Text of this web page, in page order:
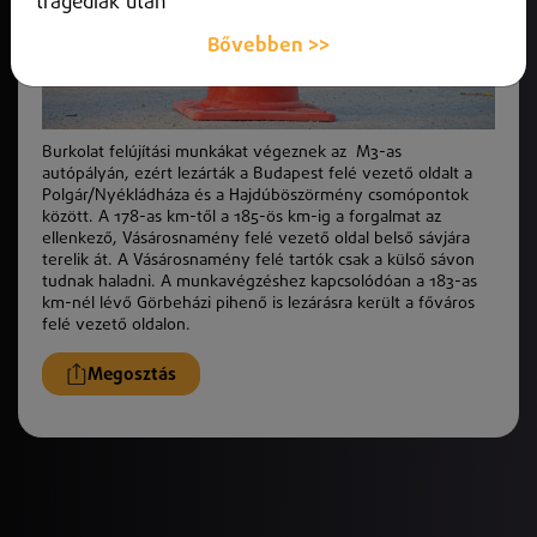
Burkolat felújítási munkákat végeznek az M3-as
autópályán, ezért lezárták a Budapest felé vezető oldalt a
Polgár/Nyékládháza és a Hajdúböszörmény csomópontok
között. A 178-as km-től a 185-ös km-ig a forgalmat az
ellenkező, Vásárosnamény felé vezető oldal belső sávjára
terelik át. A Vásárosnamény felé tartók csak a külső sávon
tudnak haladni. A munkavégzéshez kapcsolódóan a 183-as
km-nél lévő Görbeházi pihenő is lezárásra került a főváros
felé vezető oldalon.
Megosztás
Bővebben >>